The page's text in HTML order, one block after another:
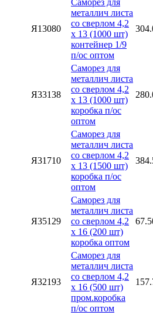
Я13080
металлич листа
со сверлом 4,2
х 13 (1000 шт)
контейнер 1/9
п/ос оптом
Я33138
Саморез для
металлич листа
со сверлом 4,2
х 13 (1000 шт)
коробка п/ос
оптом
Я31710
Саморез для
металлич листа
со сверлом 4,2
х 13 (1500 шт)
коробка п/ос
оптом
Я35129
Саморез для
металлич листа
со сверлом 4,2
х 16 (200 шт)
коробка оптом
Я32193
Саморез для
металлич листа
со сверлом 4,2
х 16 (500 шт)
пром.коробка
п/ос оптом